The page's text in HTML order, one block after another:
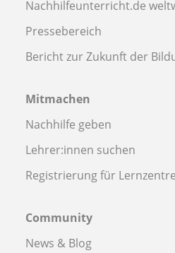
Nachhilfeunterricht.de
Pressebereich
Bericht zur Zukunft der
Mitmachen
Nachhilfe geben
Lehrer:innen suchen
Registrierung für
Community
News & Blog